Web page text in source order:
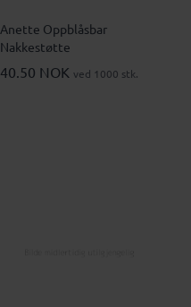
Anette Oppblåsbar
Nakkestøtte
40.50 NOK ved 1000 stk.